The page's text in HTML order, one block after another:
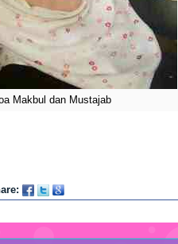
Makbul dan Mustajab